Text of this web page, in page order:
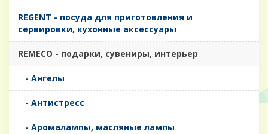
REGENT - посуда для приготовления и
сервировки, кухонные аксессуары
REMECO - подарки, сувениры, интерьер
- Ангелы
- Антистресс
- Аромалампы, масляные лампы